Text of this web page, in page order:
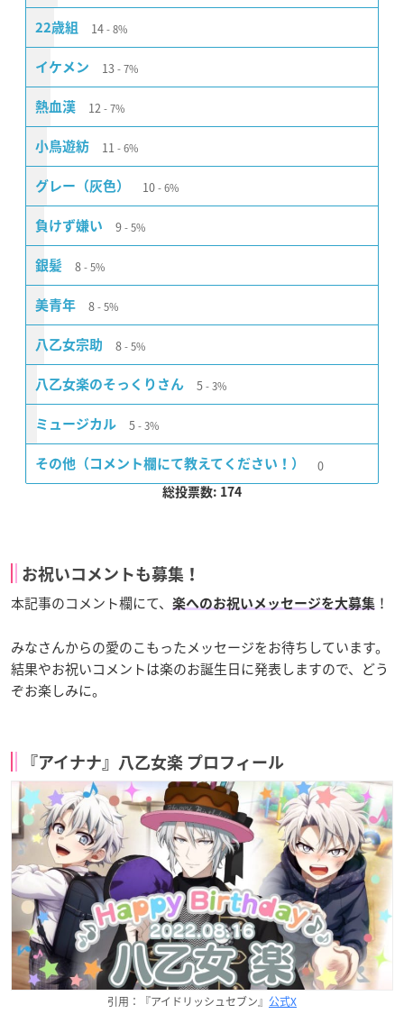
22歳組 14 8%
イケメン 13 7%
熱血漢 12 7%
小鳥遊紡 11 6%
グレー（灰色） 10 6%
負けず嫌い 9 5%
銀髪 8 5%
美青年 8 5%
八乙女宗助 8 5%
八乙女楽のそっくりさん 5 3%
ミュージカル 5 3%
その他（コメント欄にて教えてください！） 0
総投票数: 174
お祝いコメントも募集！
本記事のコメント欄にて、 楽へのお祝いメッセージを大募集 ！
みなさんからの愛のこもったメッセージをお待ちしています。
結果やお祝いコメントは楽のお誕生日に発表しますので、どう
ぞお楽しみに。
『アイナナ』八乙女楽 プロフィール
引用：『アイドリッシュセブン』 公式X